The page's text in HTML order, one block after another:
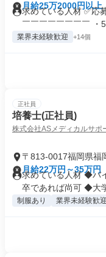
月給25万2000円以上
求めている人材 ✅応
￣￣￣￣￣￣￣￣ ・
業界未経験歓迎 +14個
正社員
培養士(正社員)
株式会社ASメディカルサポ
〒813-0017福岡県福
月給22万円～35万円
求めている人材 ◆バ
卒であれば尚可 ◆大
制服あり 業界未経験歓迎